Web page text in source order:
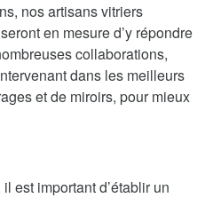
nos artisans vitriers
en mesure d’y répondre
collaborations,
dans les meilleurs
et de miroirs, pour mieux
est important d’établir un